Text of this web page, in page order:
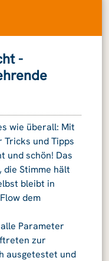
-
wie überall: Mit
Tricks und Tipps
und schön! Das
Stimme hält
bleibt in
dem
Parameter
zur
ausgetestet und